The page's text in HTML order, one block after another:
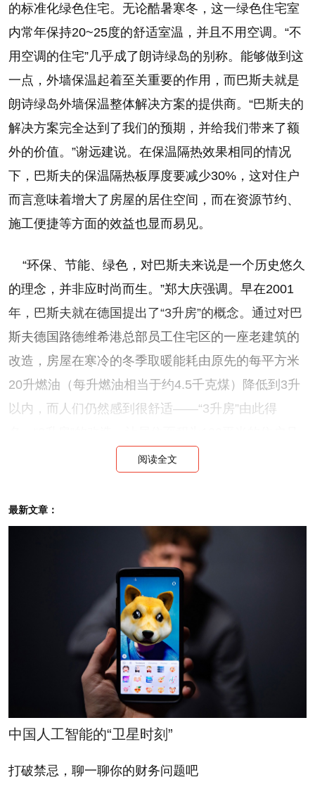
的标准化绿色住宅。无论酷暑寒冬，这一绿色住宅室
内常年保持20~25度的舒适室温，并且不用空调。“不
用空调的住宅”几乎成了朗诗绿岛的别称。能够做到这
一点，外墙保温起着至关重要的作用，而巴斯夫就是
朗诗绿岛外墙保温整体解决方案的提供商。“巴斯夫的
解决方案完全达到了我们的预期，并给我们带来了额
外的价值。”谢远建说。在保温隔热效果相同的情况
下，巴斯夫的保温隔热板厚度要减少30%，这对住户
而言意味着增大了房屋的居住空间，而在资源节约、
施工便捷等方面的效益也显而易见。
“环保、节能、绿色，对巴斯夫来说是一个历史悠久
的理念，并非应时尚而生。”郑大庆强调。早在2001
年，巴斯夫就在德国提出了“3升房”的概念。通过对巴
斯夫德国路德维希港总部员工住宅区的一座老建筑的
改造，房屋在寒冷的冬季取暖能耗由原先的每平方米
20升燃油（每升燃油相当于约4.5千克煤）降低到3升
以内，而人们仍然感到很舒适——“3升房”由此得
取暖开支由每月近1,000欧元降低到了150欧元以内。
富的经验非常值得我们学习借鉴。”在参观过巴斯夫总
部的“3升房”以后，谢远建对这一节能建筑印象深
刻。“巴斯夫设计和倡导的‘3升房’对国际建筑节能产生
了极大影响，朗诗的绿岛项目节能率也已经达到了
65%（中国国家新建筑节能标准是50%），大约相当
于‘3.5升房’，而我们目前正在设计开发‘2升房’，我们
非常需要得到像巴斯夫这种拥有丰富经验和研发能力
的供应商的支持。”朗诗集团目前正在整合供应商链
条，希望通过减少供应商数量、加强与资深供应商的
合作关系提升管理效率，并推进建筑节能产品的推陈
阅读全文
最新文章：
中国人工智能的“卫星时刻”
打破禁忌，聊一聊你的财务问题吧